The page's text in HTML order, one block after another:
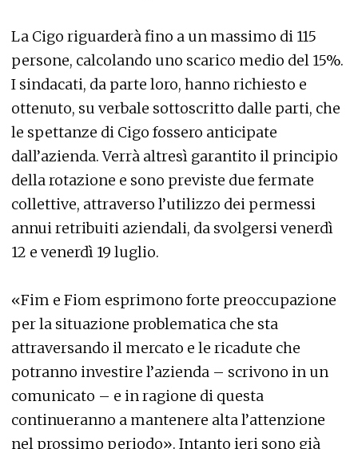
La Cigo riguarderà fino a un massimo di 115
persone, calcolando uno scarico medio del 15%.
I sindacati, da parte loro, hanno richiesto e
ottenuto, su verbale sottoscritto dalle parti, che
le spettanze di Cigo fossero anticipate
dall’azienda. Verrà altresì garantito il principio
della rotazione e sono previste due fermate
collettive, attraverso l’utilizzo dei permessi
annui retribuiti aziendali, da svolgersi venerdì
12 e venerdì 19 luglio.
«Fim e Fiom esprimono forte preoccupazione
per la situazione problematica che sta
attraversando il mercato e le ricadute che
potranno investire l’azienda – scrivono in un
comunicato – e in ragione di questa
continueranno a mantenere alta l’attenzione
nel prossimo periodo». Intanto ieri sono già